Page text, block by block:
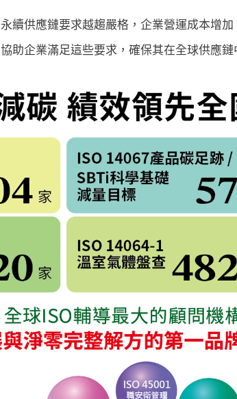
續供應鏈要求越趨嚴格，企業營運成本增
助企業滿足這些要求，確保其在全球供應鏈